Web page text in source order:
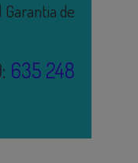
de
635 248